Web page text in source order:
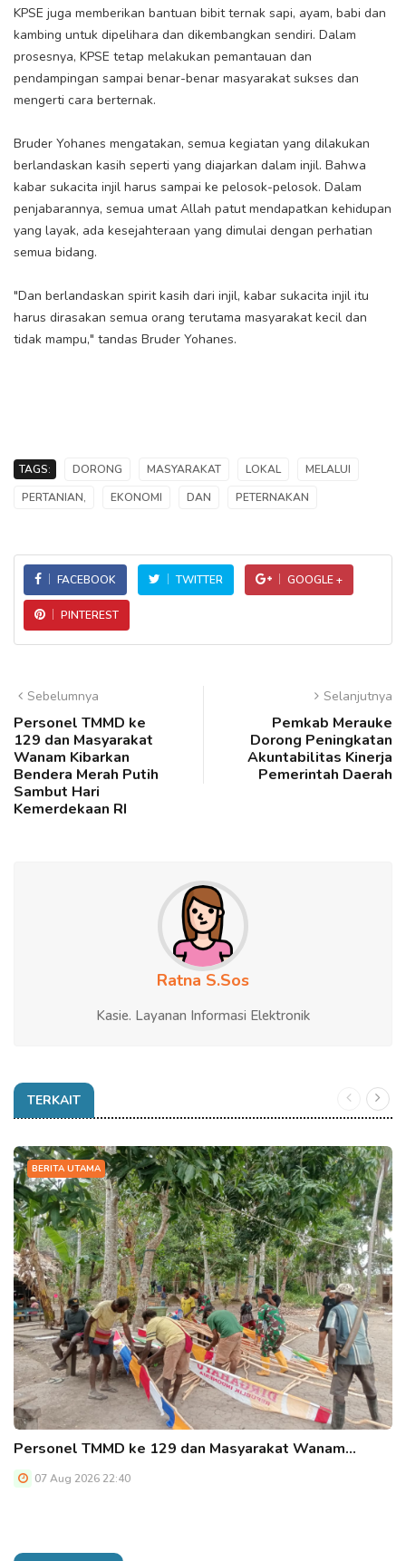
KPSE juga memberikan bantuan bibit ternak sapi, ayam, babi dan
kambing untuk dipelihara dan dikembangkan sendiri. Dalam
prosesnya, KPSE tetap melakukan pemantauan dan
pendampingan sampai benar-benar masyarakat sukses dan
mengerti cara berternak.
Bruder Yohanes mengatakan, semua kegiatan yang dilakukan
berlandaskan kasih seperti yang diajarkan dalam injil. Bahwa
kabar sukacita injil harus sampai ke pelosok-pelosok. Dalam
penjabarannya, semua umat Allah patut mendapatkan kehidupan
yang layak, ada kesejahteraan yang dimulai dengan perhatian
semua bidang.
"Dan berlandaskan spirit kasih dari injil, kabar sukacita injil itu
harus dirasakan semua orang terutama masyarakat kecil dan
tidak mampu," tandas Bruder Yohanes.
TAGS: DORONG MASYARAKAT LOKAL
MELALUI
PERTANIAN,
EKONOMI DAN PETERNAKAN
FACEBOOK TWITTER GOOGLE +
PINTEREST
Sebelumnya
Personel TMMD ke
129 dan Masyarakat
Wanam Kibarkan
Bendera Merah Putih
Sambut Hari
Kemerdekaan RI
Selanjutnya
Pemkab Merauke
Dorong Peningkatan
Akuntabilitas Kinerja
Pemerintah Daerah
Ratna S.Sos
Kasie. Layanan Informasi Elektronik
TERKAIT
BERITA UTAMA
Personel TMMD ke 129 dan Masyarakat Wanam…
07 Aug 2026 22:40